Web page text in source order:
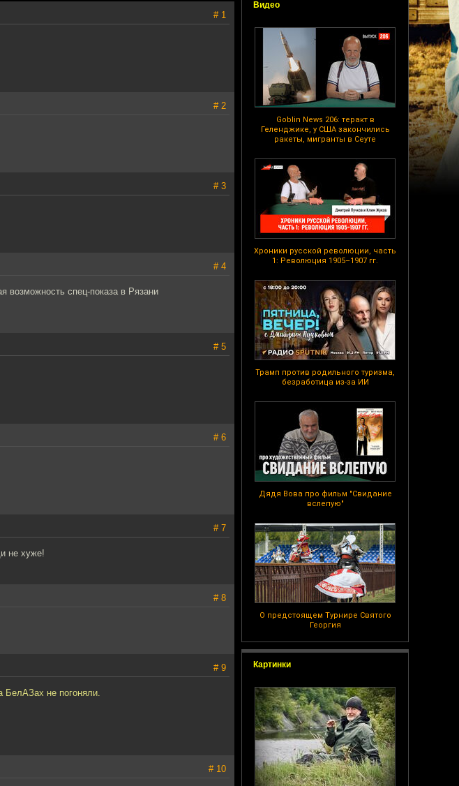
Видео
Goblin News 206: теракт в
Геленджике, у США закончились
ракеты, мигранты в Сеуте
Хроники русской революции, часть
1: Революция 1905–1907 гг.
Трамп против родильного туризма,
безработица из-за ИИ
Дядя Вова про фильм "Свидание
вслепую"
О предстоящем Турнире Святого
Георгия
Картинки
# 1
# 2
# 3
# 4
возможность спец-показа в Рязани
# 5
# 6
# 7
не хуже!
# 8
# 9
БелАЗах не погоняли.
# 10